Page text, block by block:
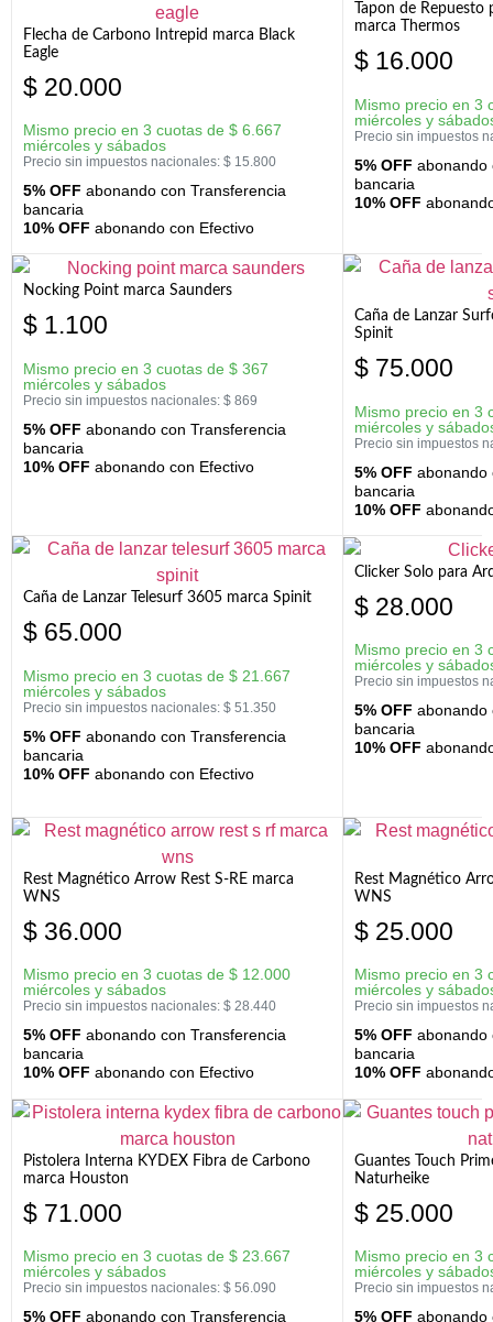
Flecha de Carbono Intrepid marca Black
Eagle
$ 20.000
Mismo precio en 3 cuotas de $ 6.667
miércoles y sábados
Precio sin impuestos nacionales: $ 15.800
5% OFF abonando con Transferencia
bancaria
10% OFF abonando con Efectivo
Tapon de Repuesto
marca Thermos
$ 16.000
Mismo precio en 3
miércoles y
Precio sin impuestos
5% OFF abonando
bancaria
10% OFF
Nocking Point marca Saunders
$ 1.100
Mismo precio en 3 cuotas de $ 367
miércoles y sábados
Precio sin impuestos nacionales: $ 869
5% OFF abonando con Transferencia
bancaria
10% OFF abonando con Efectivo
Caña de Lanzar
Spinit
$ 75.000
Mismo precio en 3
miércoles y
Precio sin impuestos
5% OFF abonando
bancaria
10% OFF
Caña de Lanzar Telesurf 3605 marca Spinit
$ 65.000
Mismo precio en 3 cuotas de $ 21.667
miércoles y sábados
Precio sin impuestos nacionales: $ 51.350
5% OFF abonando con Transferencia
bancaria
10% OFF abonando con Efectivo
Clicker Solo para
$ 28.000
Mismo precio en 3
miércoles y
Precio sin impuestos
5% OFF abonando
bancaria
10% OFF
Rest Magnético Arrow Rest S-RE marca
WNS
$ 36.000
Mismo precio en 3 cuotas de $ 12.000
miércoles y sábados
Precio sin impuestos nacionales: $ 28.440
5% OFF abonando con Transferencia
bancaria
10% OFF abonando con Efectivo
Rest Magnético
WNS
$ 25.000
Mismo precio en 3
miércoles y
Precio sin impuestos
5% OFF abonando
bancaria
10% OFF
Pistolera Interna KYDEX Fibra de Carbono
marca Houston
$ 71.000
Mismo precio en 3 cuotas de $ 23.667
miércoles y sábados
Precio sin impuestos nacionales: $ 56.090
5% OFF abonando con Transferencia
Guantes Touch
Naturheike
$ 25.000
Mismo precio en 3
miércoles y
Precio sin impuestos
5% OFF abonando